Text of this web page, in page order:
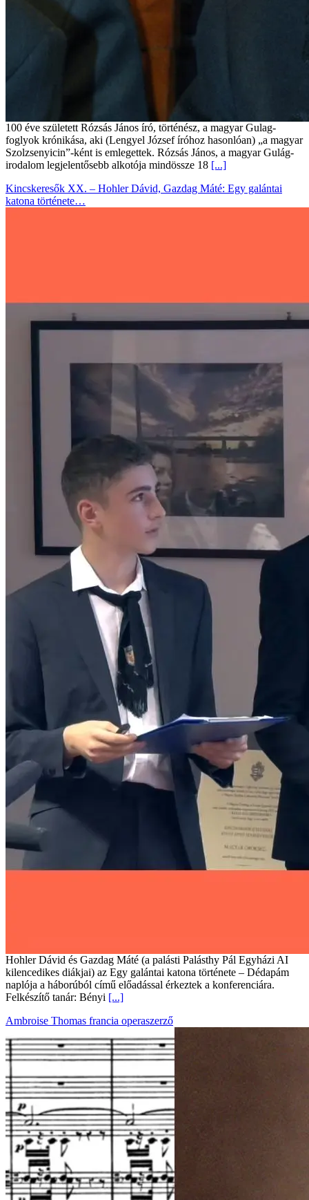
100 éve született Rózsás János író, történész, a magyar Gulag-
foglyok krónikása, aki (Lengyel József íróhoz hasonlóan) „a magyar
Szolzsenyicin”-ként is emlegettek. Rózsás János, a magyar Gulág-
irodalom legjelentősebb alkotója mindössze 18 [...]
Kincskeresők XX. – Hohler Dávid, Gazdag Máté: Egy galántai
katona története…
Hohler Dávid és Gazdag Máté (a palásti Palásthy Pál Egyházi AI
kilencedikes diákjai) az Egy galántai katona története – Dédapám
naplója a háborúból című előadással érkeztek a konferenciára.
Felkészítő tanár: Bényi [...]
Ambroise Thomas francia operaszerző